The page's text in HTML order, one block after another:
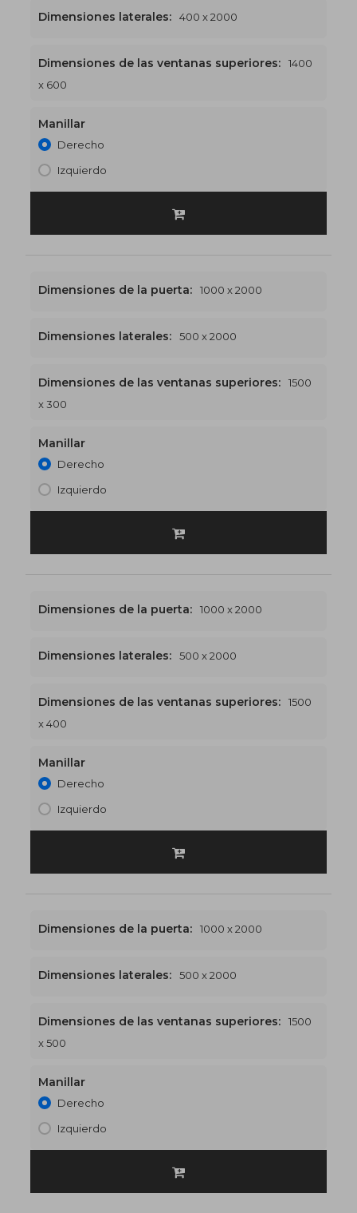
1400 x 2600€547
Dimensiones laterales: 400 x 2000
Dimensiones de las ventanas superiores:
1400
x 600
Manillar
Derecho
Izquierdo
1500 x 2300€541
Dimensiones de la puerta: 1000 x 2000
Dimensiones laterales: 500 x 2000
Dimensiones de las ventanas superiores:
1500
x 300
Manillar
Derecho
Izquierdo
1500 x 2400€549
Dimensiones de la puerta: 1000 x 2000
Dimensiones laterales: 500 x 2000
Dimensiones de las ventanas superiores:
1500
x 400
Manillar
Derecho
Izquierdo
1500 x 2500€557
Dimensiones de la puerta: 1000 x 2000
Dimensiones laterales: 500 x 2000
Dimensiones de las ventanas superiores:
1500
x 500
Manillar
Derecho
Izquierdo